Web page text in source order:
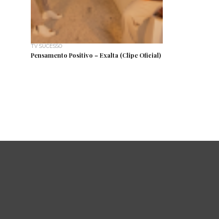
TV SUCESSO
Pensamento Positivo – Exalta (Clipe Oficial)